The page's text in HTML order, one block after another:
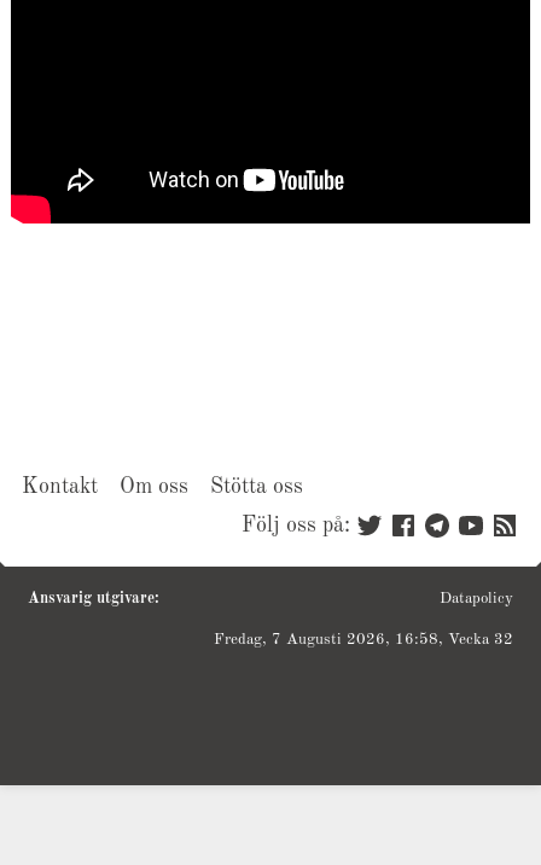
Kontakt Om oss
Stötta oss
Följ oss på:
Ansvarig utgivare: Datapolicy
Fredag, 7 Augusti 2026, 16:58, Vecka 32